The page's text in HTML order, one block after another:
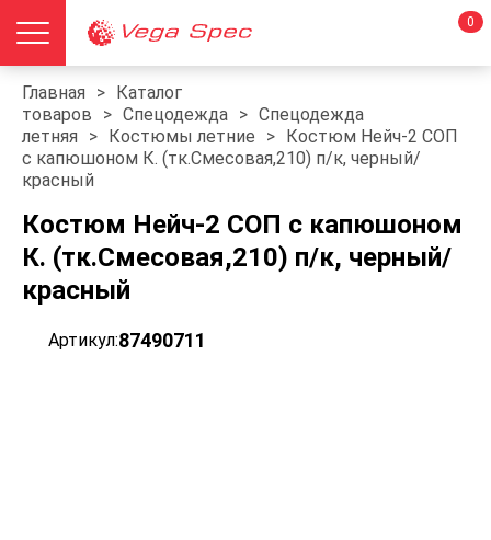
0
Главная > Каталог
товаров
> Спецодежда > Спецодежда
летняя
> Костюмы летние > Костюм Нейч-2 СОП
с капюшоном К. (тк.Смесовая,210) п/к, черный/
красный
Костюм Нейч-2 СОП с капюшоном
К. (тк.Смесовая,210) п/к, черный/
красный
Артикул:87490711